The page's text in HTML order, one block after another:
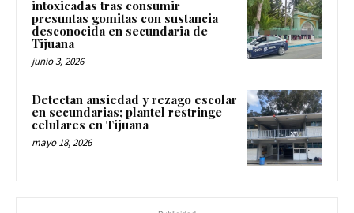
intoxicadas tras consumir
presuntas gomitas con sustancia
desconocida en secundaria de
Tijuana
junio 3, 2026
Detectan ansiedad y rezago escolar
en secundarias; plantel restringe
celulares en Tijuana
mayo 18, 2026